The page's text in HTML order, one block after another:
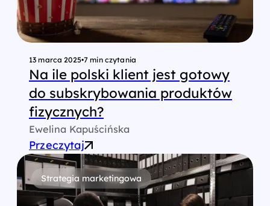
13 marca 2025•7 min czytania
Na ile polski klient jest gotowy
do subskrybowania produktów
fizycznych?
Ewelina Kapuścińska
Przeczytaj
Strategia marketingowa